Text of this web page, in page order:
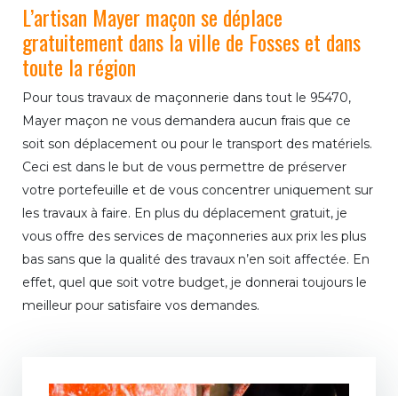
L’artisan Mayer maçon se déplace
gratuitement dans la ville de Fosses et dans
toute la région
Pour tous travaux de maçonnerie dans tout le 95470,
Mayer maçon ne vous demandera aucun frais que ce
soit son déplacement ou pour le transport des matériels.
Ceci est dans le but de vous permettre de préserver
votre portefeuille et de vous concentrer uniquement sur
les travaux à faire. En plus du déplacement gratuit, je
vous offre des services de maçonneries aux prix les plus
bas sans que la qualité des travaux n’en soit affectée. En
effet, quel que soit votre budget, je donnerai toujours le
meilleur pour satisfaire vos demandes.